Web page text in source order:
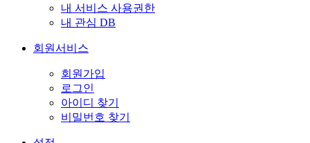
내 서비스 사용권한
내 관심 DB
회원서비스
회원가입
로그인
아이디 찾기
비밀번호 찾기